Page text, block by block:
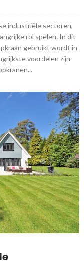
industriële sectoren,
rol spelen. In dit
gebruikt wordt in
voordelen zijn